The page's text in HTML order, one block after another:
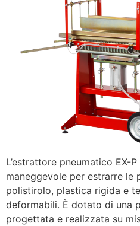
L’estrattore pneumatico EX-
maneggevole per estrarre le
polistirolo, plastica rigida e
deformabili. È dotato di una
progettata e realizzata su